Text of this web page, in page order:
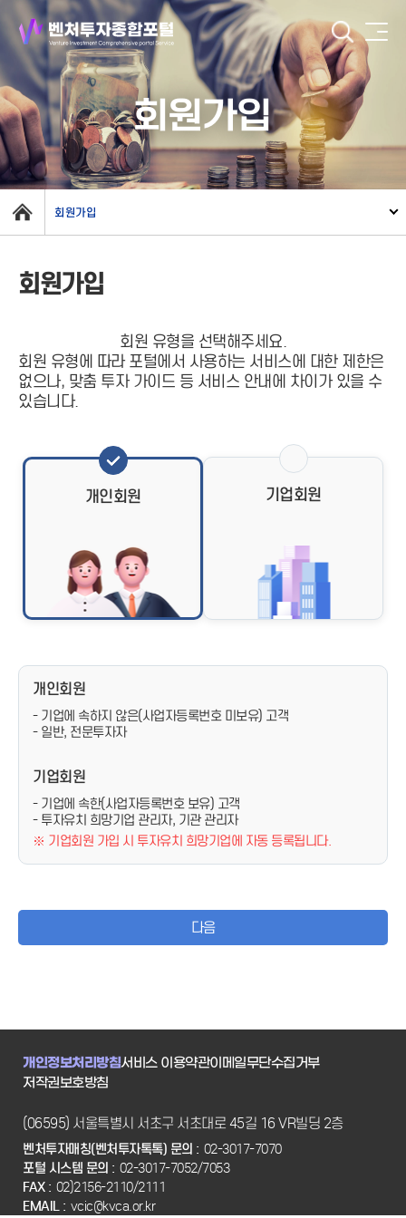
회원가입
회원가입
회원가입
회원 유형을 선택해주세요.
회원 유형에 따라 포털에서 사용하는 서비스에 대한 제한은
없으나, 맞춤 투자 가이드 등 서비스 안내에 차이가 있을 수
있습니다.
개인회원 기업회원
개인회원
- 기업에 속하지 않은(사업자등록번호 미보유) 고객
- 일반, 전문투자자
기업회원
- 기업에 속한(사업자등록번호 보유) 고객
- 투자유치 희망기업 관리자, 기관 관리자
※ 기업회원 가입 시 투자유치 희망기업에 자동 등록됩니다.
다음
개인정보처리방침서비스 이용약관이메일무단수집거부
저작권보호방침
(06595) 서울특별시 서초구 서초대로 45길 16 VR빌딩 2층
벤처투자매칭(벤처투자톡톡) 문의 : 02-3017-7070
포털 시스템 문의 : 02-3017-7052/7053
FAX : 02)2156-2110/2111
EMAIL : vcic@kvca.or.kr